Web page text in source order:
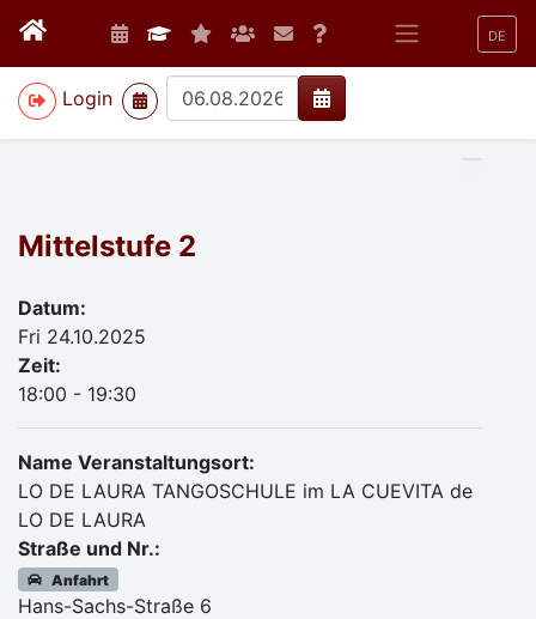
DE
Login
>
Mittelstufe 2
Datum:
Fri 24.10.2025
Zeit:
18:00 - 19:30
Name Veranstaltungsort:
LO DE LAURA TANGOSCHULE im LA CUEVITA de
LO DE LAURA
Straße und Nr.:
Anfahrt
Hans-Sachs-Straße 6